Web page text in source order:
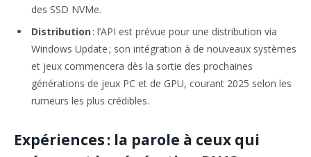
des SSD NVMe.
Distribution : l’API est prévue pour une distribution via
Windows Update ; son intégration à de nouveaux systèmes
et jeux commencera dès la sortie des prochaines
générations de jeux PC et de GPU, courant 2025 selon les
rumeurs les plus crédibles.
Expériences : la parole à ceux qui